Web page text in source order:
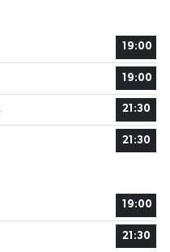
19:00
19:00
21:30
21:30
19:00
21:30